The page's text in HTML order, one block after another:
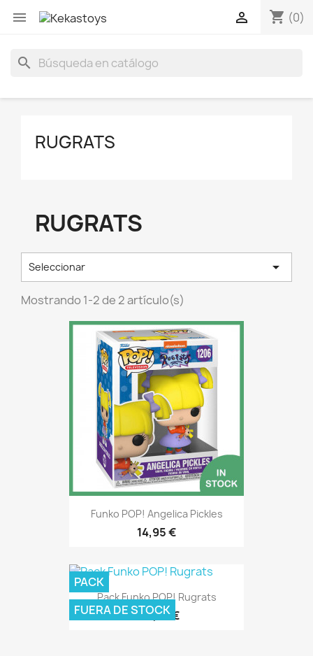
 shopping_cart (0)

search
RUGRATS
RUGRATS
Seleccionar 
Mostrando 1-2 de 2 artículo(s)
Funko POP! Angelica Pickles
14,95 €
Pack Funko POP! Rugrats
104,75 €
PACK
FUERA DE STOCK